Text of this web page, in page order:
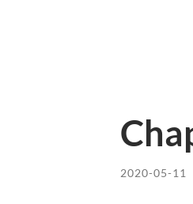
2020-05-11